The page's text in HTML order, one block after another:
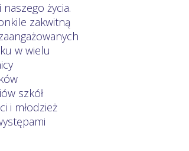
życia.
zakwitną
w wielu
szkół
i młodzież